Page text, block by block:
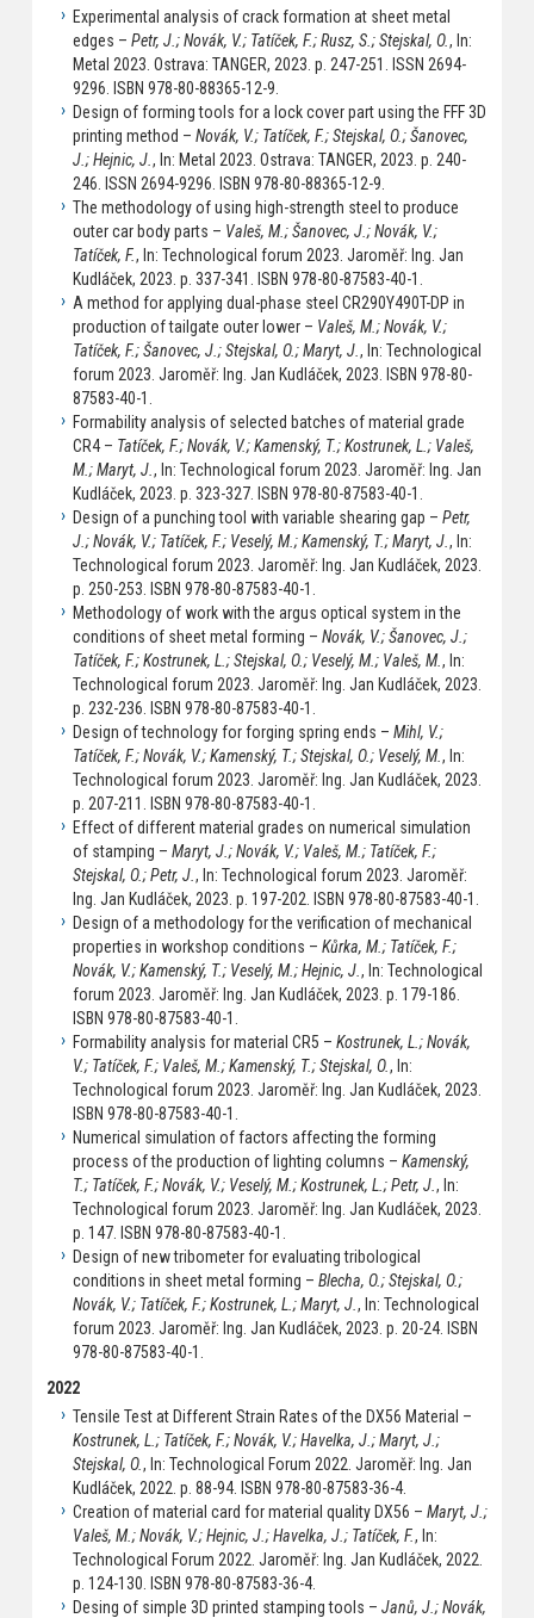
Experimental analysis of crack formation at sheet metal
edges – Petr, J.; Novák, V.; Tatíček, F.; Rusz, S.; Stejskal, O., In:
Metal 2023. Ostrava: TANGER, 2023. p. 247-251. ISSN 2694-
9296. ISBN 978-80-88365-12-9.
Design of forming tools for a lock cover part using the FFF 3D
printing method – Novák, V.; Tatíček, F.; Stejskal, O.; Šanovec,
J.; Hejnic, J. , In: Metal 2023. Ostrava: TANGER, 2023. p. 240-
246. ISSN 2694-9296. ISBN 978-80-88365-12-9.
The methodology of using high-strength steel to produce
outer car body parts – Valeš, M.; Šanovec, J.; Novák, V.;
Tatíček, F., In: Technological forum 2023. Jaroměř: Ing. Jan
Kudláček, 2023. p. 337-341. ISBN 978-80-87583-40-1.
A method for applying dual-phase steel CR290Y490T-DP in
production of tailgate outer lower – Valeš, M.; Novák, V.;
Tatíček, F.; Šanovec, J.; Stejskal, O.; Maryt, J. , In: Technological
forum 2023. Jaroměř: Ing. Jan Kudláček, 2023. ISBN 978-80-
87583-40-1.
Formability analysis of selected batches of material grade
CR4 – Tatíček, F.; Novák, V.; Kamenský, T.; Kostrunek, L.; Valeš,
M.; Maryt, J. , In: Technological forum 2023. Jaroměř: Ing. Jan
Kudláček, 2023. p. 323-327. ISBN 978-80-87583-40-1.
Design of a punching tool with variable shearing gap – Petr,
J.; Novák, V.; Tatíček, F.; Veselý, M.; Kamenský, T.; Maryt, J. , In:
Technological forum 2023. Jaroměř: Ing. Jan Kudláček, 2023.
p. 250-253. ISBN 978-80-87583-40-1.
Methodology of work with the argus optical system in the
conditions of sheet metal forming – Novák, V.; Šanovec, J.;
Tatíček, F.; Kostrunek, L.; Stejskal, O.; Veselý, M.; Valeš, M., In:
Technological forum 2023. Jaroměř: Ing. Jan Kudláček, 2023.
p. 232-236. ISBN 978-80-87583-40-1.
Design of technology for forging spring ends – Mihl, V.;
Tatíček, F.; Novák, V.; Kamenský, T.; Stejskal, O.; Veselý, M., In:
Technological forum 2023. Jaroměř: Ing. Jan Kudláček, 2023.
p. 207-211. ISBN 978-80-87583-40-1.
Effect of different material grades on numerical simulation
of stamping – Maryt, J.; Novák, V.; Valeš, M.; Tatíček, F.;
Stejskal, O.; Petr, J. , In: Technological forum 2023. Jaroměř:
Ing. Jan Kudláček, 2023. p. 197-202. ISBN 978-80-87583-40-1.
Design of a methodology for the verification of mechanical
properties in workshop conditions – Kůrka, M.; Tatíček, F.;
Novák, V.; Kamenský, T.; Veselý, M.; Hejnic, J. , In: Technological
forum 2023. Jaroměř: Ing. Jan Kudláček, 2023. p. 179-186.
ISBN 978-80-87583-40-1.
Formability analysis for material CR5 – Kostrunek, L.; Novák,
V.; Tatíček, F.; Valeš, M.; Kamenský, T.; Stejskal, O., In:
Technological forum 2023. Jaroměř: Ing. Jan Kudláček, 2023.
ISBN 978-80-87583-40-1.
Numerical simulation of factors affecting the forming
process of the production of lighting columns – Kamenský,
T.; Tatíček, F.; Novák, V.; Veselý, M.; Kostrunek, L.; Petr, J. , In:
Technological forum 2023. Jaroměř: Ing. Jan Kudláček, 2023.
p. 147. ISBN 978-80-87583-40-1.
Design of new tribometer for evaluating tribological
conditions in sheet metal forming – Blecha, O.; Stejskal, O.;
Novák, V.; Tatíček, F.; Kostrunek, L.; Maryt, J. , In: Technological
forum 2023. Jaroměř: Ing. Jan Kudláček, 2023. p. 20-24. ISBN
978-80-87583-40-1.
2022
Tensile Test at Different Strain Rates of the DX56 Material –
Kostrunek, L.; Tatíček, F.; Novák, V.; Havelka, J.; Maryt, J.;
Stejskal, O., In: Technological Forum 2022. Jaroměř: Ing. Jan
Kudláček, 2022. p. 88-94. ISBN 978-80-87583-36-4.
Creation of material card for material quality DX56 – Maryt, J.;
Valeš, M.; Novák, V.; Hejnic, J.; Havelka, J.; Tatíček, F., In:
Technological Forum 2022. Jaroměř: Ing. Jan Kudláček, 2022.
p. 124-130. ISBN 978-80-87583-36-4.
Desing of simple 3D printed stamping tools – Janů, J.; Novák,